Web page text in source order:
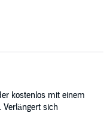
kostenlos mit einem
Verlängert sich